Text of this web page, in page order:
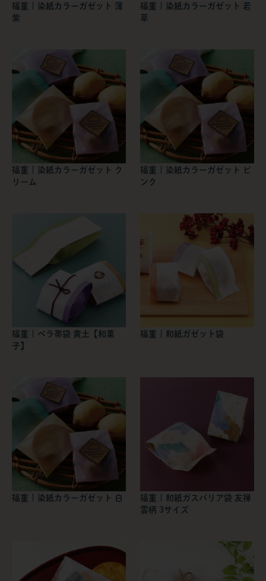
福重 | 染紙カラーガゼット 薄
紫
福重 | 染紙カラーガゼット 若
草
福重 | 染紙カラーガゼット ク
リーム
福重 | 染紙カラーガゼット ピ
ンク
福重 | ベラ帯袋 黄土【和菓
子】
福重 | 和紙ガゼット袋
福重 | 染紙カラーガゼット 白
福重 | 和紙ガスバリア袋 友禅
雲柄 3サイズ